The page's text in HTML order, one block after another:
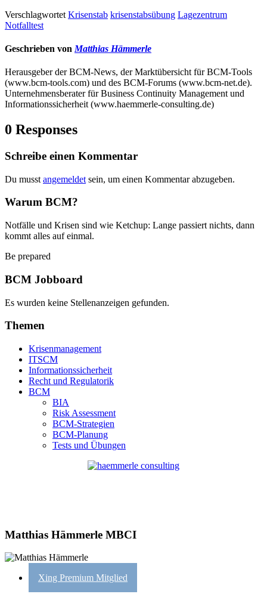
Verschlagwortet Krisenstab krisenstabsübung Lagezentrum
Notfalltest
Geschrieben von Matthias Hämmerle
Herausgeber der BCM-News, der Marktübersicht für BCM-Tools
(www.bcm-tools.com) und des BCM-Forums (www.bcm-net.de).
Unternehmensberater für Business Continuity Management und
Informationssicherheit (www.haemmerle-consulting.de)
0 Responses
Schreibe einen Kommentar
Du musst angemeldet sein, um einen Kommentar abzugeben.
Warum BCM?
Notfälle und Krisen sind wie Ketchup: Lange passiert nichts, dann
kommt alles auf einmal.
Be prepared
BCM Jobboard
Es wurden keine Stellenanzeigen gefunden.
Themen
Krisenmanagement
ITSCM
Informationssicherheit
Recht und Regulatorik
BCM
BIA
Risk Assessment
BCM-Strategien
BCM-Planung
Tests und Übungen
Matthias Hämmerle MBCI
Xing Premium Mitglied